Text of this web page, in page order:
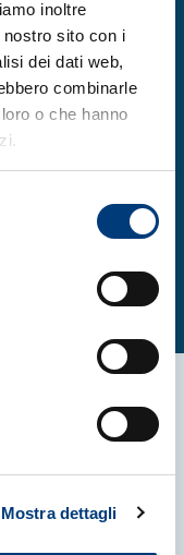
inoltre
sito con i
dei dati web,
combinarle
o che hanno
Mostra dettagli